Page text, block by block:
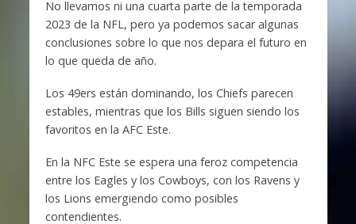
No llevamos ni una cuarta parte de la temporada
2023 de la NFL, pero ya podemos sacar algunas
conclusiones sobre lo que nos depara el futuro en
lo que queda de año.
Los 49ers están dominando, los Chiefs parecen
estables, mientras que los Bills siguen siendo los
favoritos en la AFC Este.
En la NFC Este se espera una feroz competencia
entre los Eagles y los Cowboys, con los Ravens y
los Lions emergiendo como posibles
contendientes.